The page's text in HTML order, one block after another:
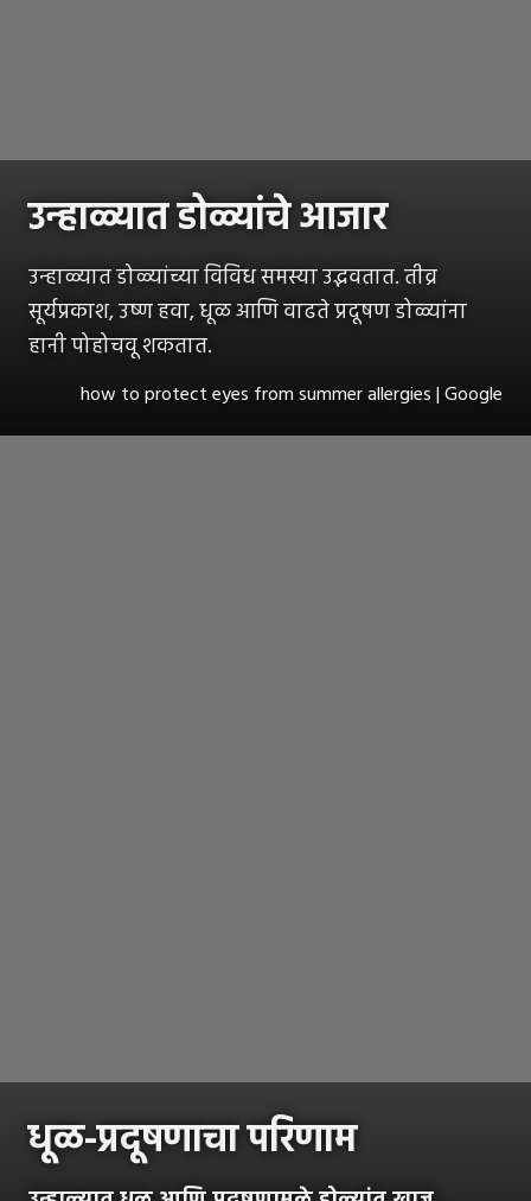
उन्हाळ्यात डोळ्यांचे आजार
उन्हाळ्यात डोळ्यांच्या विविध समस्या उद्भवतात. तीव्र
सूर्यप्रकाश, उष्ण हवा, धूळ आणि वाढते प्रदूषण डोळ्यांना
हानी पोहोचवू शकतात.
how to protect eyes from summer allergies | Google
धूळ-प्रदूषणाचा परिणाम